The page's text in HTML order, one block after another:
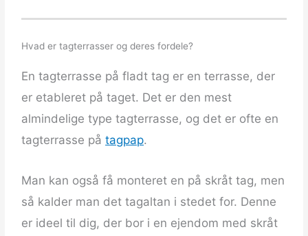
Hvad er tagterrasser og deres fordele?
En tagterrasse på fladt tag er en terrasse, der
er etableret på taget. Det er den mest
almindelige type tagterrasse, og det er ofte en
tagterrasse påtagpap.
Man kan også få monteret en på skråt tag, men
så kalder man det tagaltan i stedet for. Denne
er ideel til dig, der bor i en ejendom med skråt